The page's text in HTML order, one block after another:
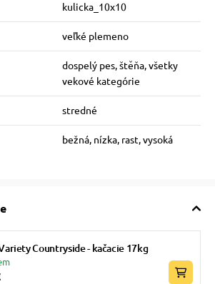
kulicka_10x10
veľké plemeno
dospelý pes, štěňa, všetky
vekové kategórie
stredné
bežná, nízka, rast, vysoká
Countryside - kačacie 17kg